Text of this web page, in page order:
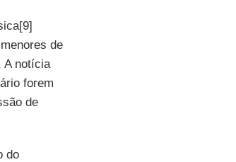
de
A notícia
forem
de
do